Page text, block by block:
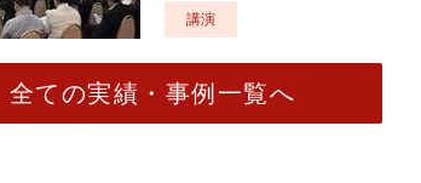
講演
全ての実績・事例一覧へ